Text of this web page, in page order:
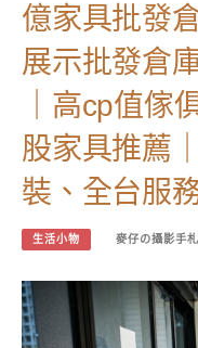
億家具批發
展示批發倉
｜高cp值傢
股家具推薦
裝、全台服
生活小物 麥仔の攝影手札